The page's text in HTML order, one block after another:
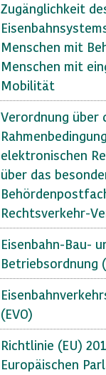
Zugänglichkeit
Menschen mit
Menschen mit
Mobilität
Verordnung über
elektronischen
über das
Rechtsverkehr-
Eisenbahn-Bau-
Betriebsordnung
(EVO)
Richtlinie (EU)
Europäischen